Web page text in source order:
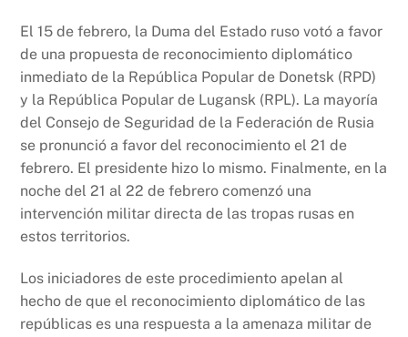
El 15 de febrero, la Duma del Estado ruso votó a favor
de una propuesta de reconocimiento diplomático
inmediato de la República Popular de Donetsk (RPD)
y la República Popular de Lugansk (RPL). La mayoría
del Consejo de Seguridad de la Federación de Rusia
se pronunció a favor del reconocimiento el 21 de
febrero. El presidente hizo lo mismo. Finalmente, en la
noche del 21 al 22 de febrero comenzó una
intervención militar directa de las tropas rusas en
estos territorios.
Los iniciadores de este procedimiento apelan al
hecho de que el reconocimiento diplomático de las
repúblicas es una respuesta a la amenaza militar de